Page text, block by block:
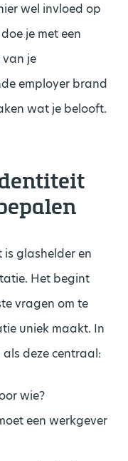
wel invloed op
je met een
je
employer brand
wat je belooft.
glashelder en
Het begint
vragen om te
uniek maakt. In
deze centraal:
wie?
een werkgever